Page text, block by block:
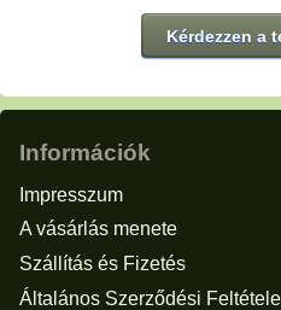
Kérdezzen a
Információk
Impresszum
A vásárlás menete
Szállítás és Fizetés
Általános Szerződési